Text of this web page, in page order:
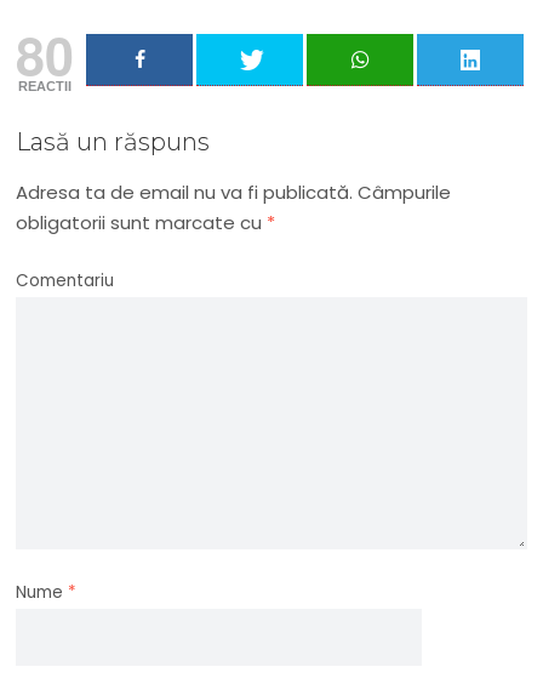
80
REACTII
Lasă un răspuns
Adresa ta de email nu va fi publicată. Câmpurile
obligatorii sunt marcate cu *
Comentariu
Nume *